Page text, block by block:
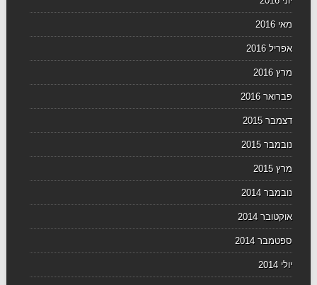
מאי 2016
אפריל 2016
מרץ 2016
פברואר 2016
דצמבר 2015
נובמבר 2015
מרץ 2015
נובמבר 2014
אוקטובר 2014
ספטמבר 2014
יולי 2014